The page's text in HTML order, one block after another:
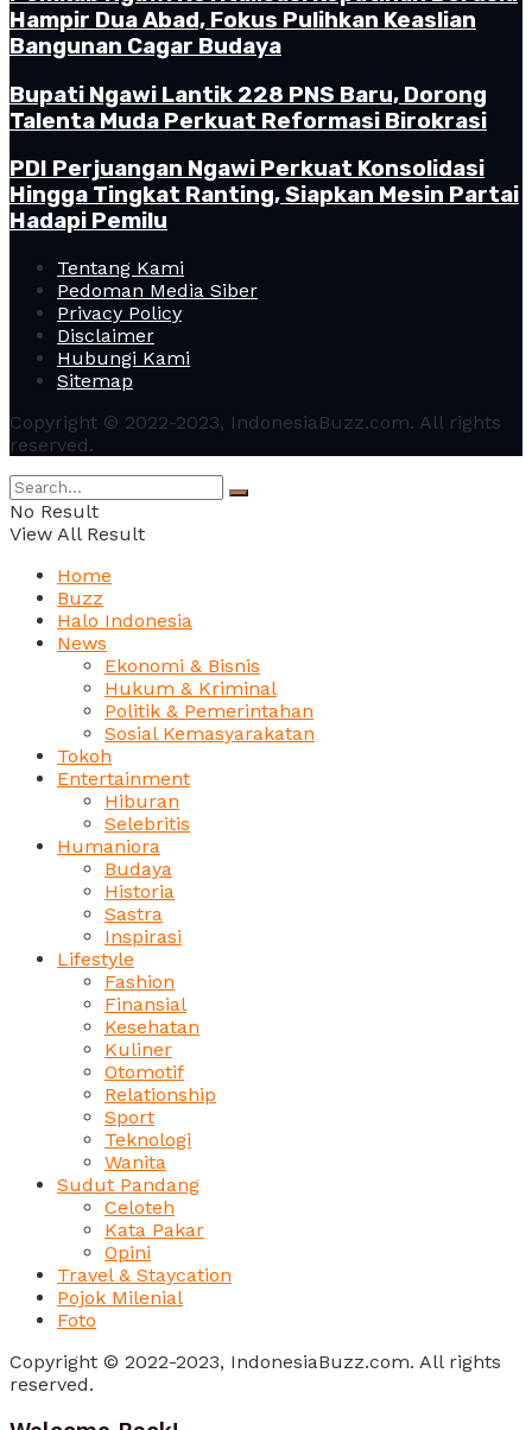
Hampir Dua Abad, Fokus Pulihkan Keaslian
Bangunan Cagar Budaya
Bupati Ngawi Lantik 228 PNS Baru, Dorong
Talenta Muda Perkuat Reformasi Birokrasi
PDI Perjuangan Ngawi Perkuat Konsolidasi
Hingga Tingkat Ranting, Siapkan Mesin Partai
Hadapi Pemilu
Tentang Kami
Pedoman Media Siber
Privacy Policy
Disclaimer
Hubungi Kami
Sitemap
Copyright © 2022-2023, IndonesiaBuzz.com. All rights
reserved.
No Result
View All Result
Home
Buzz
Halo Indonesia
News
Ekonomi & Bisnis
Hukum & Kriminal
Politik & Pemerintahan
Sosial Kemasyarakatan
Tokoh
Entertainment
Hiburan
Selebritis
Humaniora
Budaya
Historia
Sastra
Inspirasi
Lifestyle
Fashion
Finansial
Kesehatan
Kuliner
Otomotif
Relationship
Sport
Teknologi
Wanita
Sudut Pandang
Celoteh
Kata Pakar
Opini
Travel & Staycation
Pojok Milenial
Foto
Copyright © 2022-2023, IndonesiaBuzz.com. All rights
reserved.